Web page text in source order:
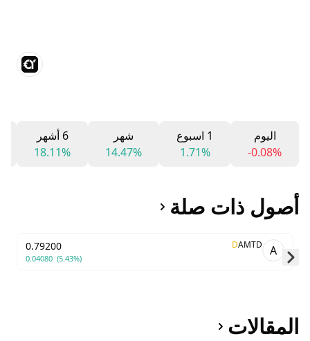
اليوم
-0.08%
1 اسبوع
1.71%
شهر
14.47%
6 أشهر
18.11%
أصول ذات صلة
A
AMTD
D
0.79200
0.04080 (5.43%)
المقالات